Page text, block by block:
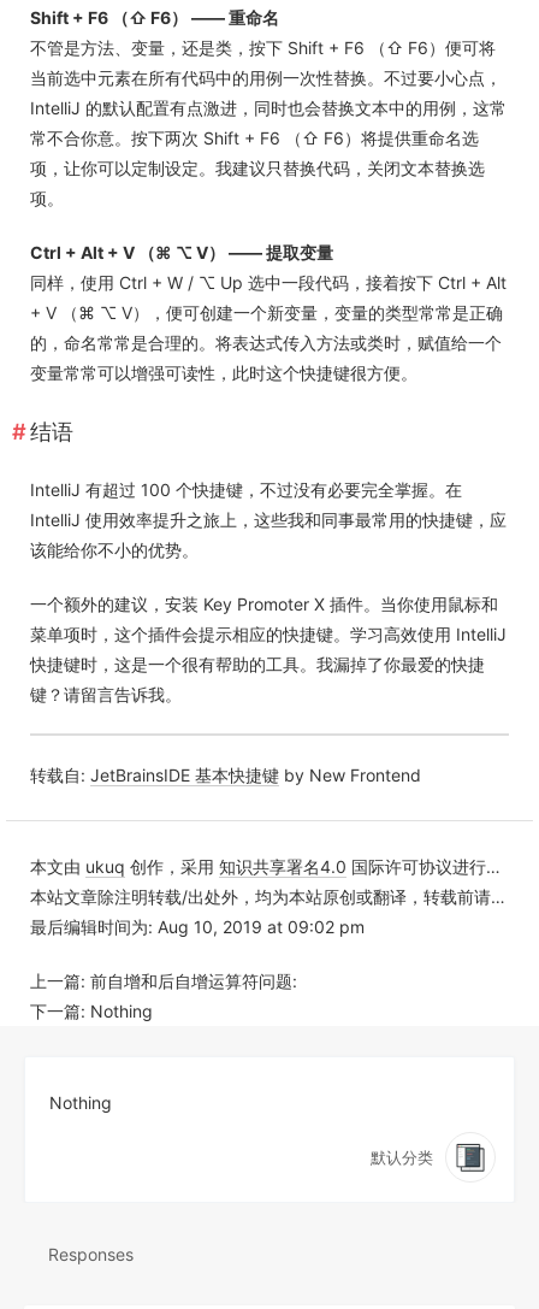
Shift + F6 （⇧ F6） —— 重命名
不管是方法、变量，还是类，按下 Shift + F6 （⇧ F6）便可将
当前选中元素在所有代码中的用例一次性替换。不过要小心点，
IntelliJ 的默认配置有点激进，同时也会替换文本中的用例，这常
常不合你意。按下两次 Shift + F6 （⇧ F6）将提供重命名选
项，让你可以定制设定。我建议只替换代码，关闭文本替换选
项。
Ctrl + Alt + V （⌘ ⌥ V） —— 提取变量
同样，使用 Ctrl + W / ⌥ Up 选中一段代码，接着按下 Ctrl + Alt
+ V （⌘ ⌥ V），便可创建一个新变量，变量的类型常常是正确
的，命名常常是合理的。将表达式传入方法或类时，赋值给一个
变量常常可以增强可读性，此时这个快捷键很方便。
结语
IntelliJ 有超过 100 个快捷键，不过没有必要完全掌握。在
IntelliJ 使用效率提升之旅上，这些我和同事最常用的快捷键，应
该能给你不小的优势。
一个额外的建议，安装 Key Promoter X 插件。当你使用鼠标和
菜单项时，这个插件会提示相应的快捷键。学习高效使用 IntelliJ
快捷键时，这是一个很有帮助的工具。我漏掉了你最爱的快捷
键？请留言告诉我。
转载自: JetBrainsIDE 基本快捷键 by New Frontend
本文由 ukuq 创作，采用 知识共享署名4.0 国际许可协议进行许可
本站文章除注明转载/出处外，均为本站原创或翻译，转载前请务必署名
最后编辑时间为: Aug 10, 2019 at 09:02 pm
上一篇: 前自增和后自增运算符问题:
下一篇: Nothing
Nothing
默认分类
Responses